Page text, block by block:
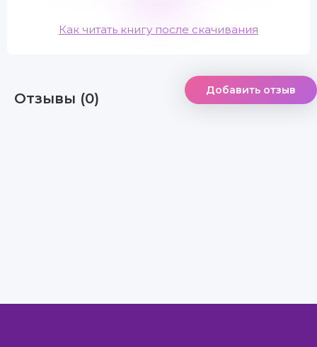
Как читать книгу после скачивания
Отзывы (0) Добавить отзыв